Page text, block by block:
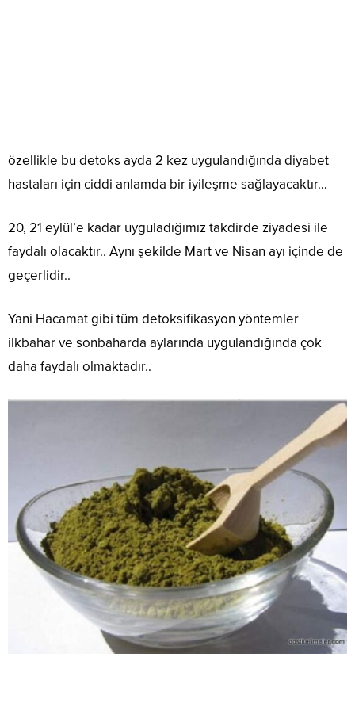
özellikle bu detoks ayda 2 kez uygulandığında diyabet
hastaları için ciddi anlamda bir iyileşme sağlayacaktır…
20, 21 eylül’e kadar uyguladığımız takdirde ziyadesi ile
faydalı olacaktır.. Aynı şekilde Mart ve Nisan ayı içinde de
geçerlidir..
Yani Hacamat gibi tüm detoksifikasyon yöntemler
ilkbahar ve sonbaharda aylarında uygulandığında çok
daha faydalı olmaktadır..